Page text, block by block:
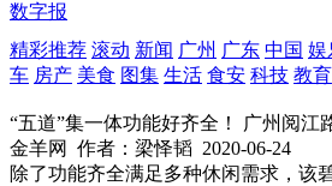
数字报
精彩推荐 滚动 新闻 广州 广东 中国 娱
车 房产 美食 图集 生活 食安 科技 教育
“五道”集一体功能好齐全！ 广州阅江
金羊网
作者：梁怿韬 2020-06-24
除了功能齐全满足多种休闲需求，该